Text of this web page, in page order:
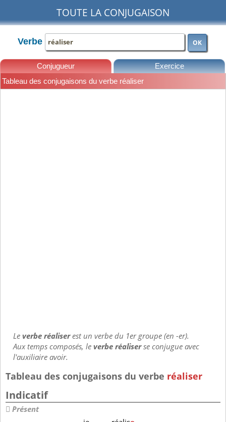
TOUTE LA CONJUGAISON
Verbe OK
Conjugueur Exercice
Tableau des conjugaisons du verbe réaliser
Leverbe réaliserest un verbe du 1er groupe (en -er).
Aux temps composés, leverbe réaliserse conjugue avec
l'auxiliaire avoir.
Tableau des conjugaisons du verbe réaliser
Indicatif
Présent